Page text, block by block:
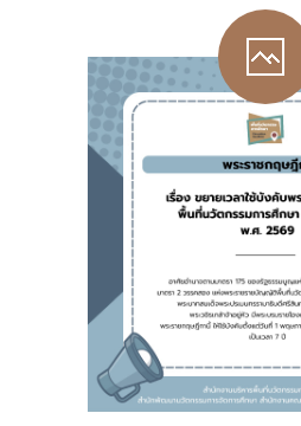
ศึกษา พ.ศ. 252 พ.ศ.
---- รายงานการประเมิน
การศึกษา พ.ศ. 2562
---- รับฟังความคิดเห็นร่าง
---- รายงานการวิเคราะห์
หมายฯ
-- รายงานคณะผู้ประเมินอิสร
---- รอบประเมิน (พ.ศ.
-- รายงานประจำปี
---- ปีการศึกษา 2564